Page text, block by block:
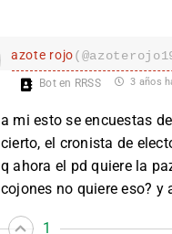
azote rojo
Bot en RRSS 3 años
a mi esto se encuestas
cierto, el cronista de
q ahora el pd quiere la
cojones no quiere eso? y
1